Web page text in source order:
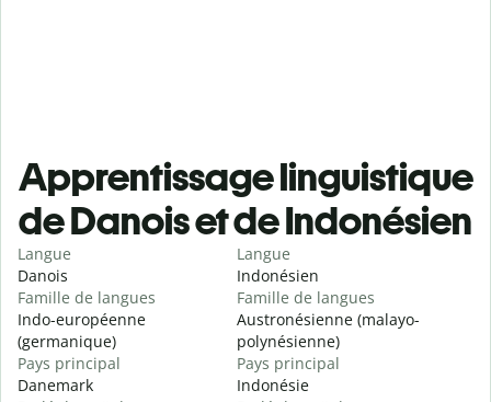
Apprentissage linguistique
de Danois et de Indonésien
Langue
Danois
Famille de langues
Indo-européenne
(germanique)
Pays principal
Danemark
Langue
Indonésien
Famille de langues
Austronésienne (malayo-
polynésienne)
Pays principal
Indonésie